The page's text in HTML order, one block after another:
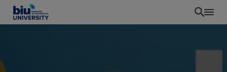
Pasar